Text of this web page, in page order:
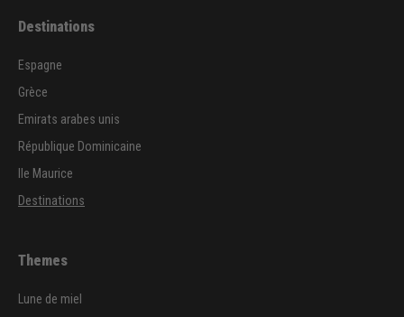
Destinations
Espagne
Grèce
Emirats arabes unis
République Dominicaine
Ile Maurice
Destinations
Themes
Lune de miel